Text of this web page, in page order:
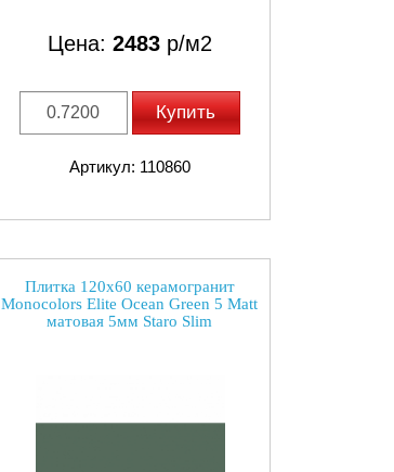
Цена: 2483р/м2
Купить
Артикул: 110860
Плитка 120x60 керамогранит
Monocolors Elite Ocean Green 5 Matt
матовая 5мм Staro Slim